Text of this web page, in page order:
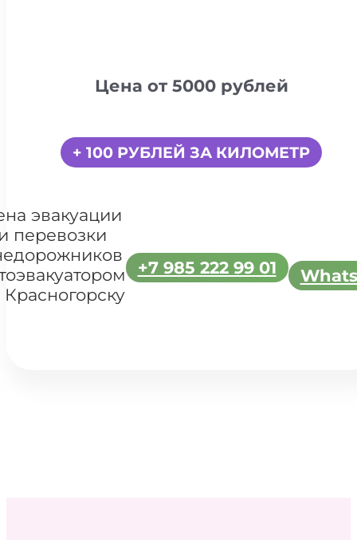
Цена от 5000 рублей
+ 100 РУБЛЕЙ ЗА КИЛОМЕТР
эвакуации
перевозки
+7 985 222 99 01